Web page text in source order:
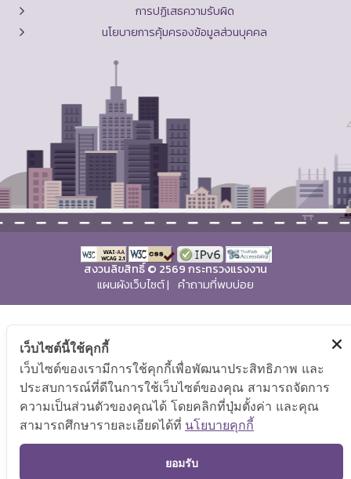
การปฏิเสธความรับผิด
นโยบายการคุ้มครองข้อมูลส่วนบุคคล
สงวนลิขสิทธิ์ © 2569 กระทรวงแรงงาน
แผนผังเว็บไซต์| คำถามที่พบบ่อย
TOP
เว็บไซต์นี้ใช้คุกกี้
เว็บไซต์ของเรามีการใช้คุกกี้เพื่อพัฒนาประสิทธิภาพ และ
ประสบการณ์ที่ดีในการใช้เว็บไซต์ของคุณ สามารถจัดการ
ความเป็นส่วนตัวของคุณได้ โดยคลิกที่ปุ่มตั้งค่า และคุณ
สามารถศึกษารายละเอียดได้ที่ นโยบายคุกกี้
ยอมรับ